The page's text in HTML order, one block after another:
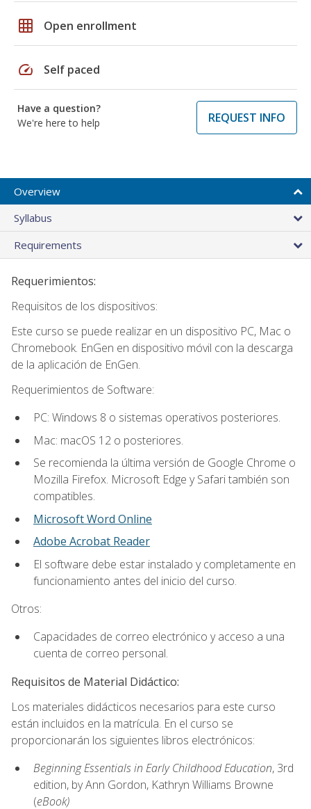
grid_on Open enrollment
speed Self paced
Have a question?
We're here to help
REQUEST INFO
Overview
Syllabus
Requirements
Requerimientos:
Requisitos de los dispositivos:
Este curso se puede realizar en un dispositivo PC, Mac o
Chromebook. EnGen en dispositivo móvil con la descarga
de la aplicación de EnGen.
Requerimientos de Software:
PC: Windows 8 o sistemas operativos posteriores.
Mac: macOS 12 o posteriores.
Se recomienda la última versión de Google Chrome o
Mozilla Firefox. Microsoft Edge y Safari también son
compatibles.
Microsoft Word Online
Adobe Acrobat Reader
El software debe estar instalado y completamente en
funcionamiento antes del inicio del curso.
Otros:
Capacidades de correo electrónico y acceso a una
cuenta de correo personal.
Requisitos de Material Didáctico:
Los materiales didácticos necesarios para este curso
están incluidos en la matrícula. En el curso se
proporcionarán los siguientes libros electrónicos:
Beginning Essentials in Early Childhood Education, 3rd
edition, by Ann Gordon, Kathryn Williams Browne
(eBook)